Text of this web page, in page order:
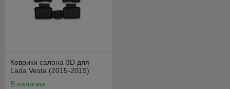
Коврики салона 3D для
Lada Vesta (2015-2019)
В наличии